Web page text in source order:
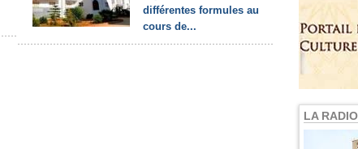
différentes formules au
cours de...
LA